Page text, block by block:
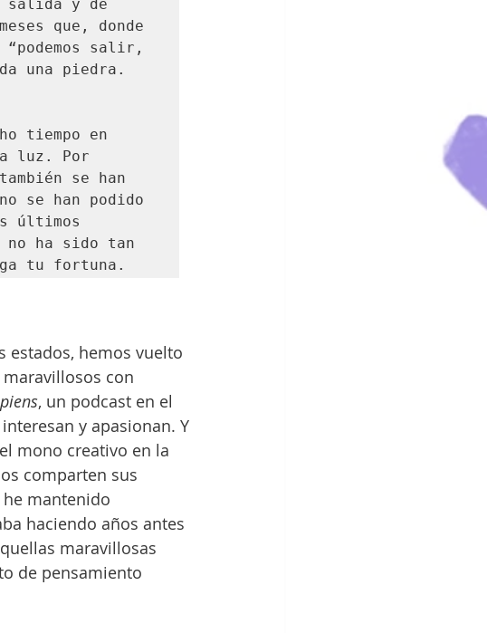
salida y de
que, donde
salir,
una piedra.
tiempo en
luz. Por
se han
se han podido
últimos
no ha sido tan
tu fortuna.
estados, hemos vuelto
con
, un podcast en el
y apasionan. Y
mono creativo en la
comparten sus
he mantenido
haciendo años antes
maravillosas
de pensamiento